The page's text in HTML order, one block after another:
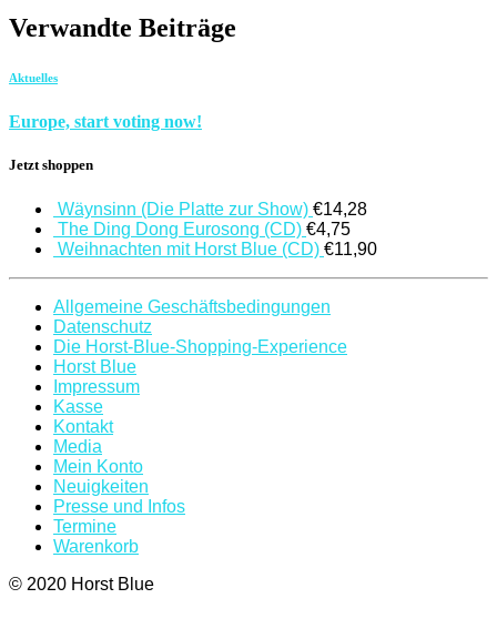
Verwandte Beiträge
Aktuelles
Europe, start voting now!
Jetzt shoppen
Wäynsinn (Die Platte zur Show) €14,28
The Ding Dong Eurosong (CD) €4,75
Weihnachten mit Horst Blue (CD) €11,90
Allgemeine Geschäftsbedingungen
Datenschutz
Die Horst-Blue-Shopping-Experience
Horst Blue
Impressum
Kasse
Kontakt
Media
Mein Konto
Neuigkeiten
Presse und Infos
Termine
Warenkorb
© 2020 Horst Blue